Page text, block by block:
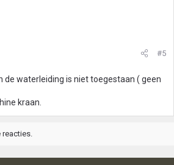
#5
de waterleiding is niet toegestaan ( geen
kraan.
reacties.